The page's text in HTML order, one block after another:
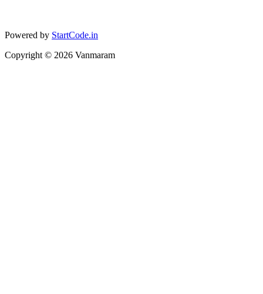
Powered by StartCode.in
Copyright © 2026 Vanmaram